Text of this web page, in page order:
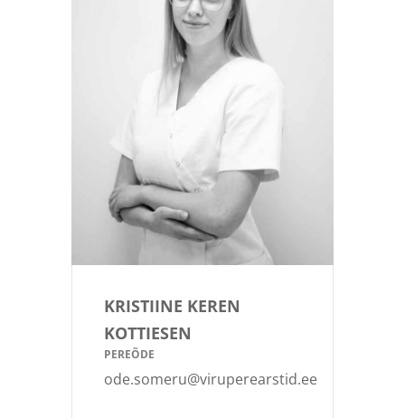
KRISTIINE KEREN
KOTTIESEN
PEREÕDE
ode.someru@viruperearstid.ee